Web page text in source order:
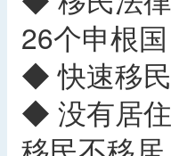
26个申根
◆ 快速移
◆ 没有居